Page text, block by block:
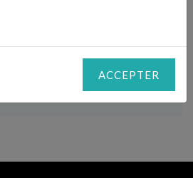
vive du four, c’est ce qui va
les chairs.
ACCEPTER